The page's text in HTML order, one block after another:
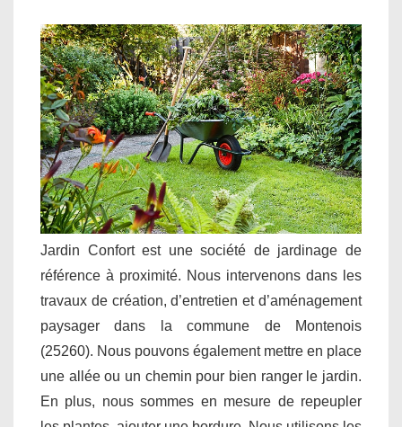
Jardin Confort est une société de jardinage de
référence à proximité. Nous intervenons dans les
travaux de création, d’entretien et d’aménagement
paysager dans la commune de Montenois
(25260). Nous pouvons également mettre en place
une allée ou un chemin pour bien ranger le jardin.
En plus, nous sommes en mesure de repeupler